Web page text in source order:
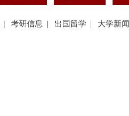
| 考研信息 | 出国留学 | 大学新闻